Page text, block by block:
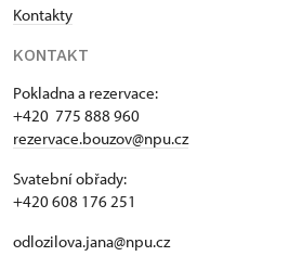
Kontakty
KONTAKT
Pokladna a rezervace:
+420 775 888 960
rezervace.bouzov@npu.cz
Svatební obřady:
+420 608 176 251
odlozilova.jana@npu.cz